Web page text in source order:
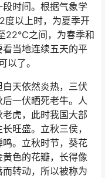
时间。根据气象学
度以上时，为夏季开
22℃之间，为春季和
当地连续五天的平
了。
天依然炎热，三伏
一伏晒死老牛。人
虎，此时我国大部
旺盛。立秋三侯，
。立秋时节，葵花
色的花瓣，长得像
转动，所以被称为